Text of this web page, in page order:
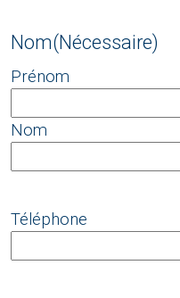
Nom(Nécessaire)
Prénom
Nom
Téléphone